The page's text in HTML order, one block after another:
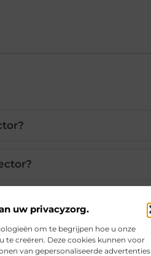
uw privacyzorg.
om te begrijpen hoe u onze
creëren. Deze cookies kunnen voor
van gepersonaliseerde advertenties